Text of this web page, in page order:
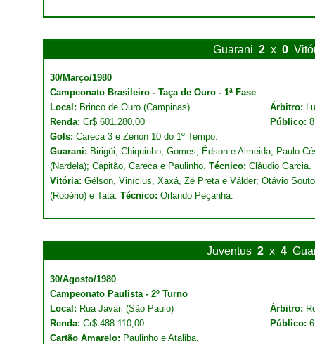
Guarani 2 x 0
30/Março/1980
Campeonato Brasileiro - Taça de Ouro - 1ª Fase
Local: Brinco de Ouro (Campinas) Árbitro:
Renda: Cr$ 601.280,00 Público:
Gols: Careca 3 e Zenon 10 do 1º Tempo.
Guarani: Birigüi, Chiquinho, Gomes, Édson e Almeida; Paulo
(Nardela); Capitão, Careca e Paulinho. Técnico: Cláudio Garcia.
Vitória: Gélson, Vinícius, Xaxá, Zé Preta e Válder; Otávio
(Robério) e Tatá. Técnico: Orlando Peçanha.
Juventus 2 x 4
30/Agosto/1980
Campeonato Paulista - 2º Turno
Local: Rua Javari (São Paulo) Árbitro:
Renda: Cr$ 488.110,00 Público:
Cartão Amarelo: Paulinho e Ataliba.